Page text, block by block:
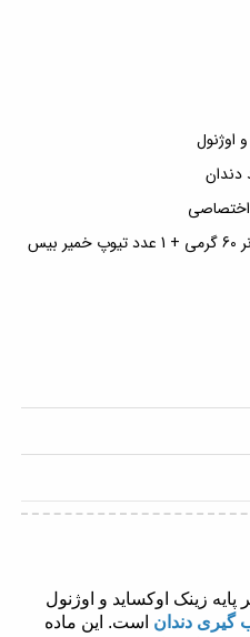
اوژنول
دندان
اختصاصی
محتویات بسته: 1 عدد تیوپ هاردنر 60 گرمی + 1 عدد تیوپ خمیر بیس
پایه زینک اوکساید و اوژنول
گیری دندان است. این ماده